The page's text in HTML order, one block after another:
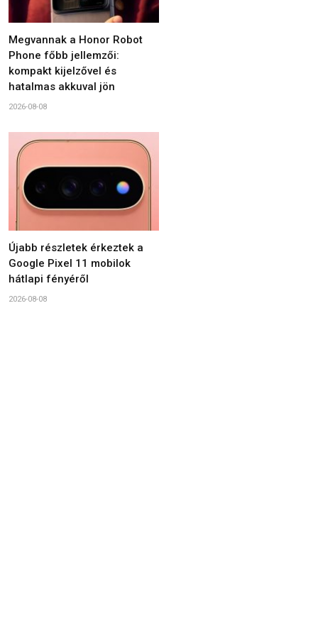
Megvannak a Honor Robot
Phone főbb jellemzői:
kompakt kijelzővel és
hatalmas akkuval jön
2026-08-08
Újabb részletek érkeztek a
Google Pixel 11 mobilok
hátlapi fényéről
2026-08-08